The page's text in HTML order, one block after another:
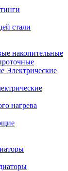
стали
накопительные
Электрические
нагрева